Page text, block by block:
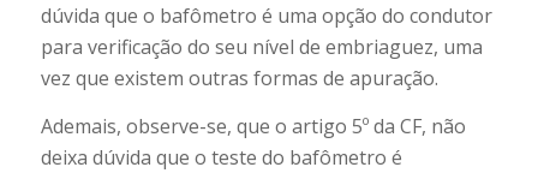
dúvida que o bafômetro é uma opção do condutor
para verificação do seu nível de embriaguez, uma
vez que existem outras formas de apuração.
Ademais, observe-se, que o artigo 5º da CF, não
deixa dúvida que o teste do bafômetro é